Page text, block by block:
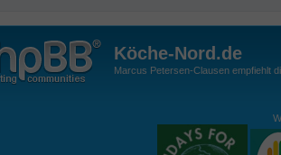
Köche-Nord.de
Marcus Petersen-Clausen empfiehlt